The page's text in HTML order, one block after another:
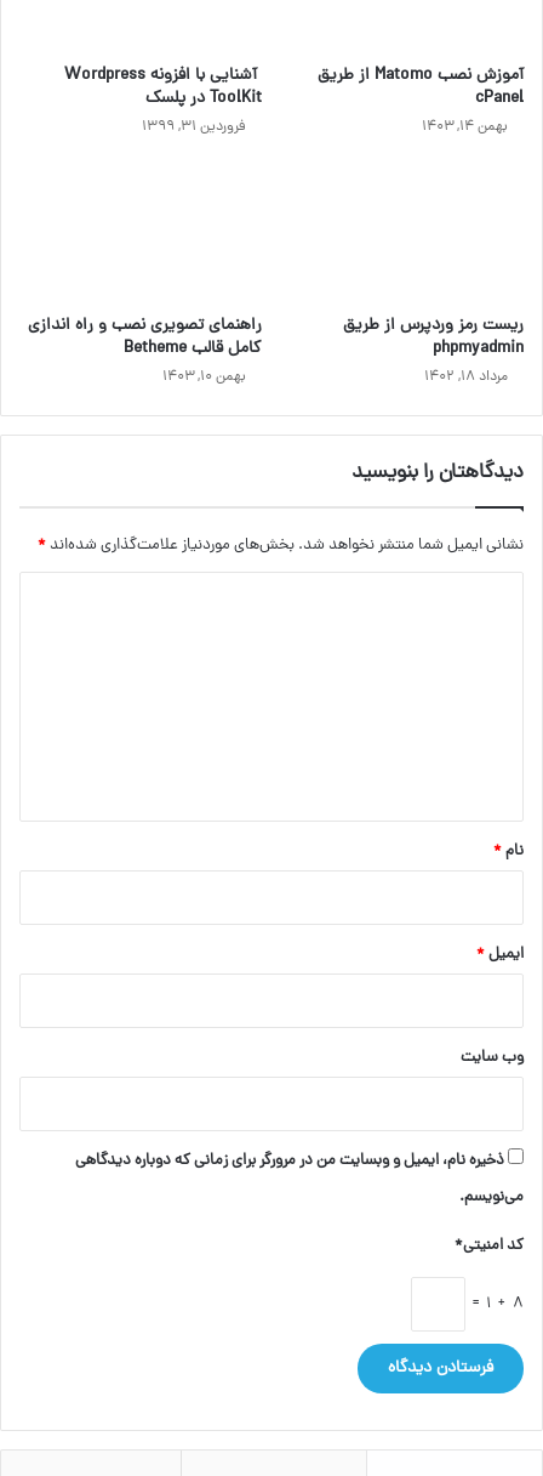
آموزش نصب Matomo از طریق
cPanel
بهمن ۱۴, ۱۴۰۳
آشنایی با افزونه Wordpress
ToolKit در پلسک
فروردین ۳۱, ۱۳۹۹
ریست رمز وردپرس از طریق
phpmyadmin
مرداد ۱۸, ۱۴۰۲
راهنمای تصویری نصب و راه اندازی
کامل قالب Betheme
بهمن ۱۰, ۱۴۰۳
دیدگاهتان را بنویسید
نشانی ایمیل شما منتشر نخواهد شد. بخش‌های موردنیاز علامت‌گذاری شده‌اند *
نام*
ایمیل*
وب‌ سایت
ذخیره نام، ایمیل و وبسایت من در مرورگر برای زمانی که دوباره دیدگاهی
می‌نویسم.
کد امنیتی*
8 + 1 =